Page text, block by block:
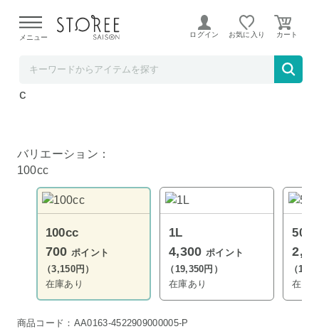
よる配送遅延が発生しております。
メニュー ログイン お気に入り
フローラ ニオイノンノ 純植物性消臭液 100c
c
バリエーション：
100cc
100cc
700ポイント
（3,150円）
在庫あり
1L
4,300 ポイント
（19,350円）
在庫あり
（
在庫
商品コード：AA0163-4522909000005-P